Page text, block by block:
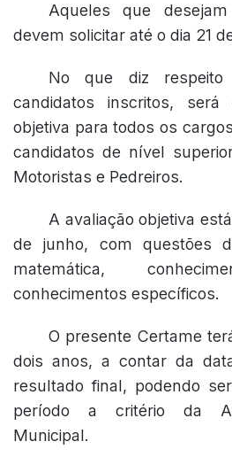
Aqueles que
devem solicitar até o dia 21
No que diz respeito
candidatos inscritos,
objetiva para todos os
candidatos de nível
Motoristas e Pedreiros.
A avaliação objetiva
de junho, com questões
matemática,
conhecimentos específicos.
O presente Certame
dois anos, a contar da
resultado final, podendo
período a critério da
Municipal.